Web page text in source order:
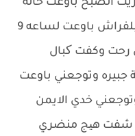
الصبح باوعت خاله
مموجوده باوعت خاله مموجوده بلفراش باوعت لساعه 9
وكفت کبال
جبيره وتوجعني باوعت
خدي الايمن
شفت هیج منضري